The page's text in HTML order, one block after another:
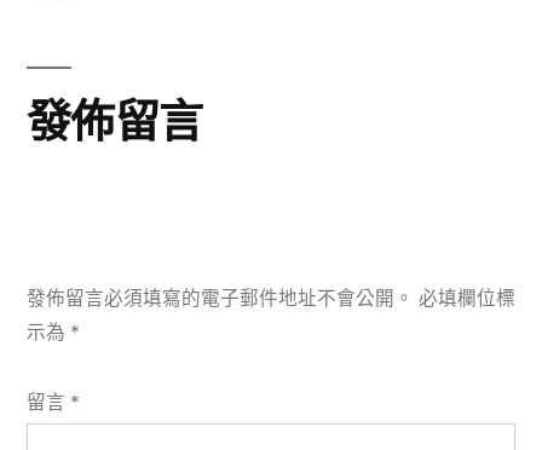
發佈留言
發佈留言必須填寫的電子郵件地址不會公開。 必填欄位標
示為 *
留言 *